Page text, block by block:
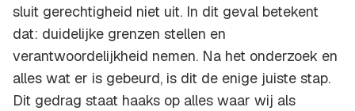
sluit gerechtigheid niet uit. In dit geval betekent
dat: duidelijke grenzen stellen en
verantwoordelijkheid nemen. Na het onderzoek en
alles wat er is gebeurd, is dit de enige juiste stap.
Dit gedrag staat haaks op alles waar wij als